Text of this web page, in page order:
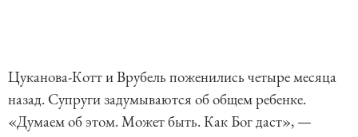
Цуканова-Котт и Врубель поженились четыре месяца
назад. Супруги задумываются об общем ребенке.
«Думаем об этом. Может быть. Как Бог даст», —